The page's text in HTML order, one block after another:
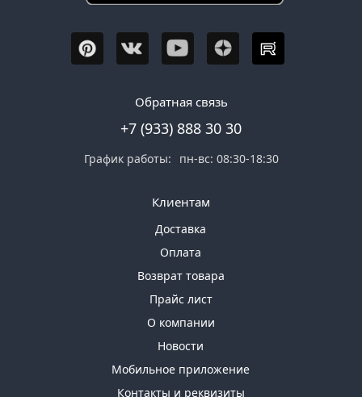
Обратная связь
+7 (933) 888 30 30
График работы: пн-вс: 08:30-18:30
Клиентам
Доставка
Оплата
Возврат товара
Прайс лист
О компании
Новости
Мобильное приложение
Контакты и реквизиты